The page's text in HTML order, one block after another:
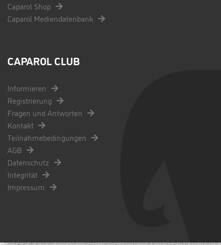
Caparol Shop
Caparol Mediendatenbank
CAPAROL CLUB
Informieren
Registrierung
Fragen und Antworten
Kontakt
Teilnahmebedingungen
AGB
Datenschutz
Integrität
Impressum